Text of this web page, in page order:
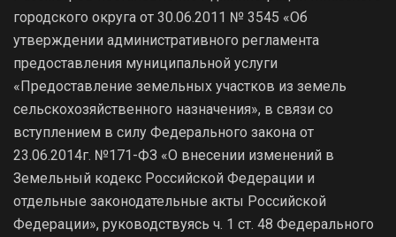
городского округа от 30.06.2011 № 3545 «Об
утверждении административного регламента
предоставления муниципальной услуги
«Предоставление земельных участков из земель
сельскохозяйственного назначения», в связи со
вступлением в силу Федерального закона от
23.06.2014г. №171-ФЗ «О внесении изменений в
Земельный кодекс Российской Федерации и
отдельные законодательные акты Российской
Федерации», руководствуясь ч. 1 ст. 48 Федерального